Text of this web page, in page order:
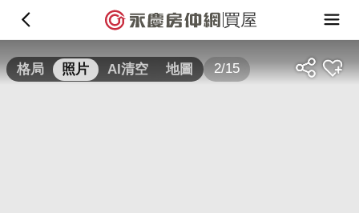
買屋
格局 照片 AI清空 地圖 2/15